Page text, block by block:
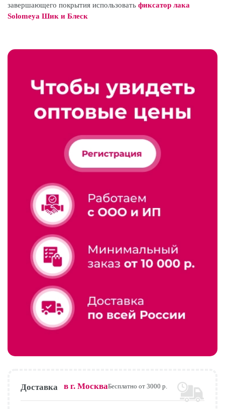
завершающего покрытия использовать фиксатор лака
Solomeya Шик и Блеск
Доставка в г. МоскваБесплатно от 3000 р.